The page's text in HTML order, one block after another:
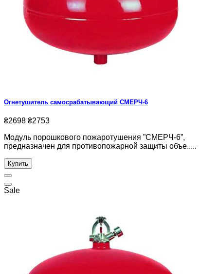
Огнетушитель самосрабатывающий СМЕРЧ-6
₴2698 ₴2753
Модуль порошкового пожаротушения ”СМЕРЧ-6”,
предназначен для противопожарной защиты объе.....
Купить
Sale